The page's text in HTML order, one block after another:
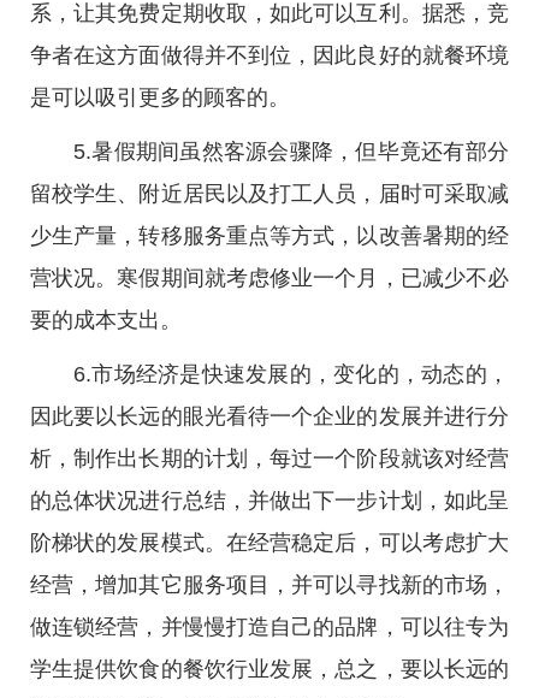
系，让其免费定期收取，如此可以互利。据悉，竞
争者在这方面做得并不到位，因此良好的就餐环境
是可以吸引更多的顾客的。
5.暑假期间虽然客源会骤降，但毕竟还有部分
留校学生、附近居民以及打工人员，届时可采取减
少生产量，转移服务重点等方式，以改善暑期的经
营状况。寒假期间就考虑修业一个月，已减少不必
要的成本支出。
6.市场经济是快速发展的，变化的，动态的，
因此要以长远的眼光看待一个企业的发展并进行分
析，制作出长期的计划，每过一个阶段就该对经营
的总体状况进行总结，并做出下一步计划，如此呈
阶梯状的发展模式。在经营稳定后，可以考虑扩大
经营，增加其它服务项目，并可以寻找新的市场，
做连锁经营，并慢慢打造自己的品牌，可以往专为
学生提供饮食的餐饮行业发展，总之，要以长远的